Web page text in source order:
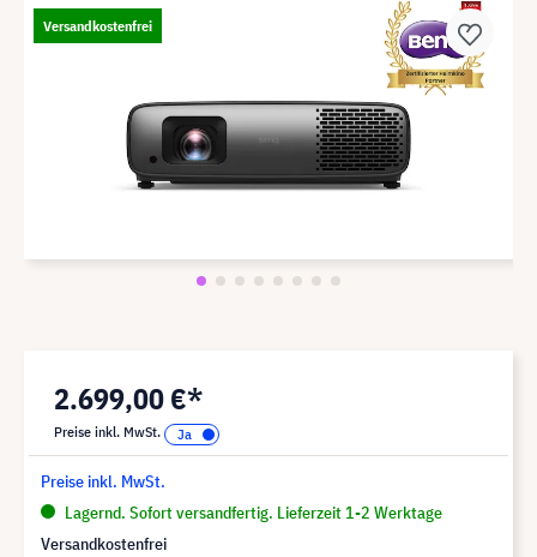
Versandkostenfrei
2.699,00 €*
Preise inkl. MwSt.
Preise inkl. MwSt.
Lagernd. Sofort versandfertig. Lieferzeit 1-2 Werktage
Versandkostenfrei